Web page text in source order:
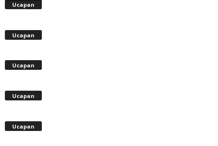
Ucapan
Ucapan
Ucapan
Ucapan
Ucapan